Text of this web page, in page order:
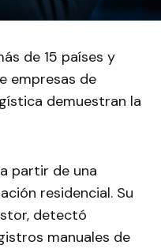
de 15 países y
empresas de
demuestran la
partir de una
residencial. Su
detectó
manuales de